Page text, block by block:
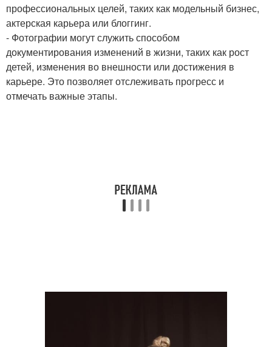
профессиональных целей, таких как модельный бизнес,
актерская карьера или блоггинг.
- Фотографии могут служить способом
документирования изменений в жизни, таких как рост
детей, изменения во внешности или достижения в
карьере. Это позволяет отслеживать прогресс и
отмечать важные этапы.